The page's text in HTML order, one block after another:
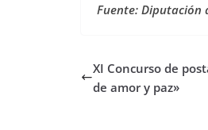
Fuente: Diputación
XI Concurso de
de amor y paz»